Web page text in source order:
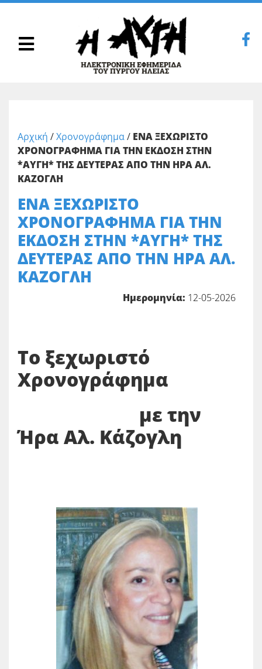
Αρχική /Χρονογράφημα/ ΕΝΑ ΞΕΧΩΡΙΣΤΟ
ΧΡΟΝΟΓΡΑΦΗΜΑ ΓΙΑ ΤΗΝ ΕΚΔΟΣΗ ΣΤΗΝ
*ΑΥΓΗ* ΤΗΣ ΔΕΥΤΕΡΑΣ ΑΠΟ ΤΗΝ ΗΡΑ ΑΛ.
ΚΑΖΟΓΛΗ
ΕΝΑ ΞΕΧΩΡΙΣΤΟ
ΧΡΟΝΟΓΡΑΦΗΜΑ ΓΙΑ ΤΗΝ
ΕΚΔΟΣΗ ΣΤΗΝ *ΑΥΓΗ* ΤΗΣ
ΔΕΥΤΕΡΑΣ ΑΠΟ ΤΗΝ ΗΡΑ ΑΛ.
ΚΑΖΟΓΛΗ
Ημερομηνία: 12-05-2026
Το ξεχωριστό
Χρονογράφημα
με την
Ήρα Αλ. Κάζογλη